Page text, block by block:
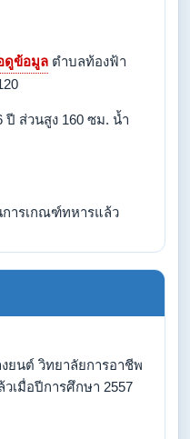
ดูข้อมูล ตำบลท้องฟ้า
ปี ส่วนสูง 160 ซม. น้ำ
การเกณฑ์ทหารแล้ว
ยนต์ วิทยาลัยการอาชีพ
เมื่อปีการศึกษา 2557